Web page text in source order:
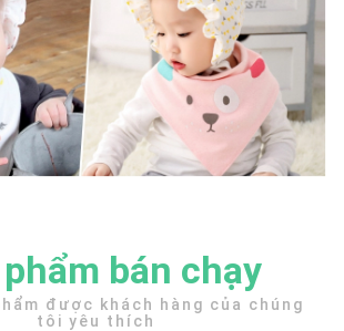
bán chạy
được khách hàng của chúng
tôi yêu thích